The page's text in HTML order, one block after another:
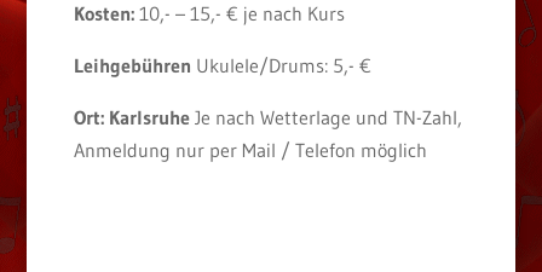
Kosten:10,- – 15,- € je nach Kurs
Leihgebühren Ukulele/Drums: 5,- €
Ort: KarlsruheJe nach Wetterlage und TN-Zahl,
Anmeldung nur per Mail / Telefon möglich